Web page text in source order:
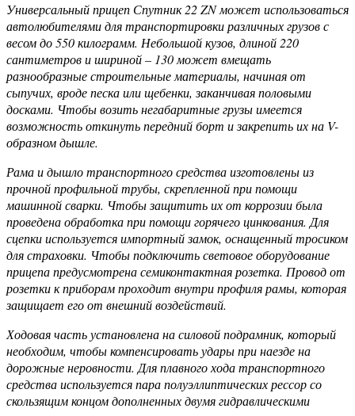
Универсальный прицеп Спутник 22 ZN может использоваться
автолюбителями для транспортировки различных грузов с
весом до 550 килограмм. Небольшой кузов, длиной 220
сантиметров и шириной – 130 может вмещать
разнообразные строительные материалы, начиная от
сыпучих, вроде песка или щебенки, заканчивая половыми
досками. Чтобы возить негабаритные грузы имеется
возможность откинуть передний борт и закрепить их на V-
образном дышле.
Рама и дышло транспортного средства изготовлены из
прочной профильной трубы, скрепленной при помощи
машинной сварки. Чтобы защитить их от коррозии была
проведена обработка при помощи горячего цинкования. Для
сцепки используется импортный замок, оснащенный тросиком
для страховки. Чтобы подключить световое оборудование
прицепа предусмотрена семиконтактная розетка. Провод от
розетки к приборам проходит внутри профиля рамы, которая
защищает его от внешний воздействий.
Ходовая часть установлена на силовой подрамник, который
необходим, чтобы компенсировать удары при наезде на
дорожные неровности. Для плавного хода транспортного
средства используется пара полуэллиптических рессор со
скользящим концом дополненных двумя гидравлическими